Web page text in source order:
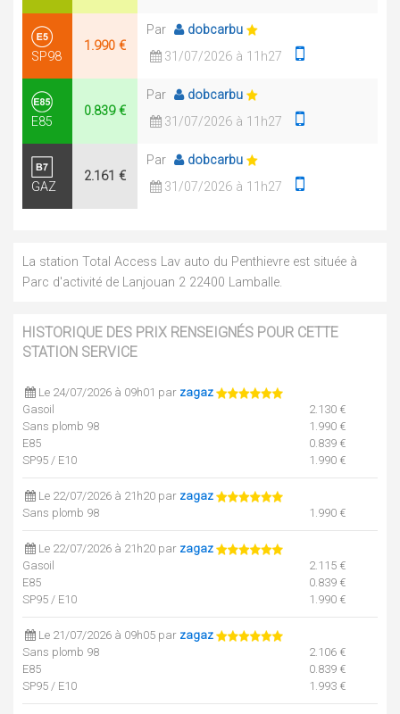
SP98
1.990 €
Par
dobcarbu
31/07/2026 à 11h27
E85
0.839 €
Par
dobcarbu
31/07/2026 à 11h27
GAZ
2.161 €
Par
dobcarbu
31/07/2026 à 11h27
La station Total Access Lav auto du Penthievre est située à
Parc d'activité de Lanjouan 2 22400 Lamballe.
HISTORIQUE DES PRIX RENSEIGNÉS POUR CETTE
STATION SERVICE
Le 24/07/2026 à 09h01 par zagaz
Gasoil
2.130 €
Sans plomb 98
1.990 €
E85
0.839 €
SP95 / E10
1.990 €
Le 22/07/2026 à 21h20 par zagaz
Sans plomb 98
1.990 €
Le 22/07/2026 à 21h20 par zagaz
Gasoil
2.115 €
E85
0.839 €
SP95 / E10
1.990 €
Le 21/07/2026 à 09h05 par zagaz
Sans plomb 98
2.106 €
E85
0.839 €
SP95 / E10
1.993 €